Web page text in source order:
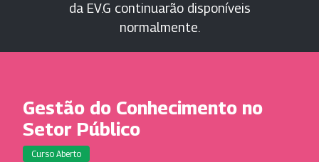
da EV.G continuarão disponíveis
normalmente.
Gestão do Conhecimento no
Setor Público
Curso Aberto